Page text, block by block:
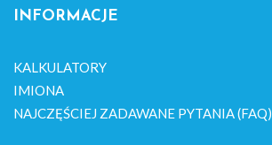
INFORMACJE
KALKULATORY
IMIONA
NAJCZĘŚCIEJ ZADAWANE PYTANIA (FAQ)